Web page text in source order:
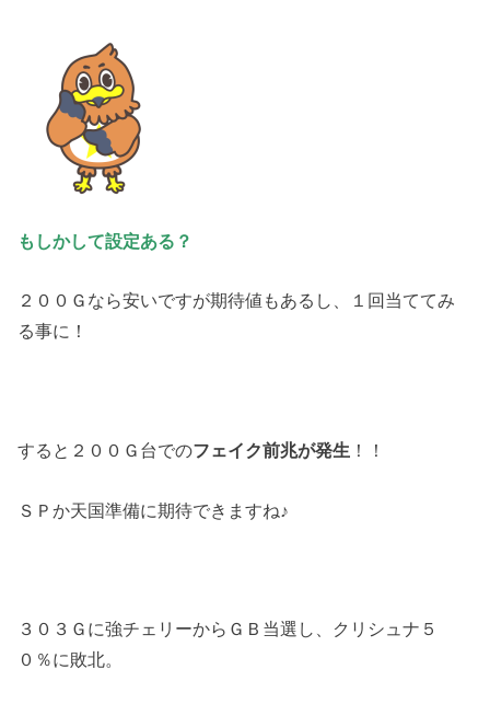
もしかして設定ある？
２００Ｇなら安いですが期待値もあるし、１回当ててみ
る事に！
すると２００Ｇ台でのフェイク前兆が発生 ！！
ＳＰか天国準備に期待できますね♪
３０３Ｇに強チェリーからＧＢ当選し、クリシュナ５
０％に敗北。